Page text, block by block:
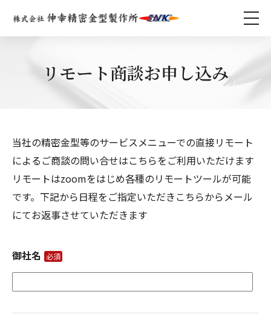
リモート商談お申し込み
当社の精密金型等のサービスメニューでの直接リモート
によるご商談の問い合せはこちらをご利用いただけます
リモートはzoomをはじめ各種のリモートツールが可能
です。下記から日程をご指定いただきこちらからメール
にてお返事させていただきます
御社名 必須